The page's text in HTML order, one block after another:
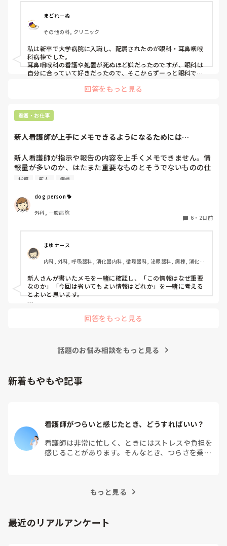
就職担当の事務に相談したら、「1年だけAで働いてその後B
いったら？」と私の経歴に傷がつくことがわかっているのに
他人事扱いです。本当に酷い…
B病院は諦めたくありません。ていうか受かる可能性低いで
す。倍率高いので。絶対に行ける可能性が低いのになぜか裏
で手を回されました。
どうしたら話が通じると思いますか？なんかもう疲れちゃっ
て。
ここまで読んでくださりありがとうございました。客観的に
見ることがもう出来なくなってしまっているので第三者の目
線でご意見頂きたいです。お時間あったらコメントお願いし
ます。
まどれーぬ
その他の科, クリニック
私は新卒で大学病院に入職し、配属されたのが眼科・耳鼻咽喉
科病棟でした。
耳鼻咽喉科の看護や処置が死ぬほど嫌だったのですが、眼科は
自分に合っていて好きだったので、そこからずーっと眼科で働
異動の声がかかる前に眼科クリニックに転職しました。
至る、という感じです。
回答をもっと見る
看護・お仕事
新人看護師が上手にメモできるようになるためには…
新人看護師が指示や報告の内容を上手くメモできません。情
報量が多いのか、はたまた重要なものとそうでないものの仕
分けができないのか…  肝心な事柄を逃してしまいます。何
示・報告するよう皆で努力しています。
指導 新人 病棟
dog person 🐕
外科, 一般病院
6 ・ 2日前
まゆナース
内科, 外科, 呼吸器科, 消化器内科, 循環器科, 泌尿器科, 病棟, 消化器
新人さんが書いたメモを一緒に確認し、「この情報はなぜ重要
なのか」「今回は省いてもよい情報はどれか」を一緒に考える
とよいと思います。
的に照らして振り返ることで、重要度を判断する力が少しずつ
回答をもっと見る
話題のお悩み相談をもっと見る
新着もやもや記事
看護師がつらいと感じたとき、どうすればいい？
看護師は非常に忙しく、ときにはストレスや負担を
感じることがあります。そんなとき、つらさを乗り
もっと見る
最近のリアルアンケート